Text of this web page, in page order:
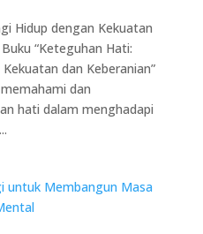
Hidup dengan Kekuatan
“Keteguhan Hati:
dan Keberanian”
dan
hati dalam menghadapi